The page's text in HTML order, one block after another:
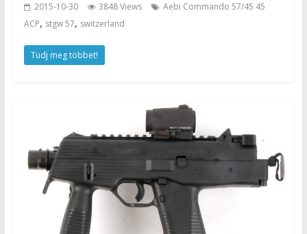
2015-10-30 3848 Views
Aebi Commando 57/45 45
ACP, stgw 57, switzerland
Tudj meg többet!